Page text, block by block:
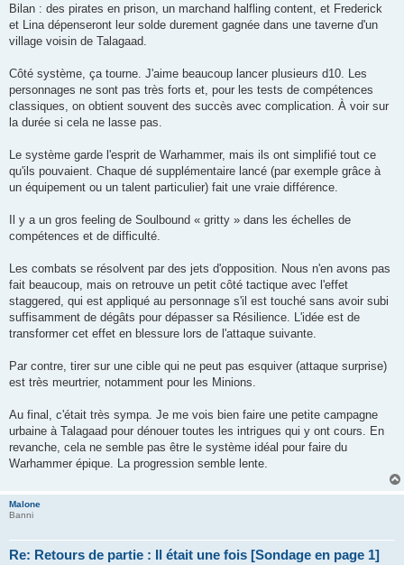
Bilan : des pirates en prison, un marchand halfling content, et Frederick
et Lina dépenseront leur solde durement gagnée dans une taverne d'un
village voisin de Talagaad.
Côté système, ça tourne. J'aime beaucoup lancer plusieurs d10. Les
personnages ne sont pas très forts et, pour les tests de compétences
classiques, on obtient souvent des succès avec complication. À voir sur
la durée si cela ne lasse pas.
Le système garde l'esprit de Warhammer, mais ils ont simplifié tout ce
qu'ils pouvaient. Chaque dé supplémentaire lancé (par exemple grâce à
un équipement ou un talent particulier) fait une vraie différence.
Il y a un gros feeling de Soulbound « gritty » dans les échelles de
compétences et de difficulté.
Les combats se résolvent par des jets d'opposition. Nous n'en avons pas
fait beaucoup, mais on retrouve un petit côté tactique avec l'effet
staggered, qui est appliqué au personnage s'il est touché sans avoir subi
suffisamment de dégâts pour dépasser sa Résilience. L'idée est de
transformer cet effet en blessure lors de l'attaque suivante.
Par contre, tirer sur une cible qui ne peut pas esquiver (attaque surprise)
est très meurtrier, notamment pour les Minions.
Au final, c'était très sympa. Je me vois bien faire une petite campagne
urbaine à Talagaad pour dénouer toutes les intrigues qui y ont cours. En
revanche, cela ne semble pas être le système idéal pour faire du
Warhammer épique. La progression semble lente.
Malone
Banni
Re: Retours de partie : Il était une fois [Sondage en page 1]